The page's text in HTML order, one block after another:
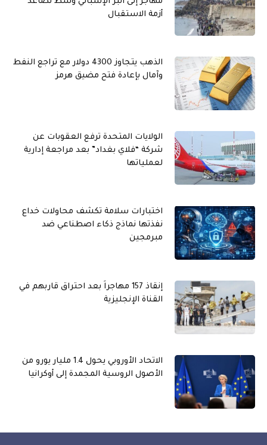
أزمة الاستقبال
الذهب يتجاوز 4300 دولار مع تراجع النفط
وآمال بإعادة فتح مضيق هرمز
الولايات المتحدة ترفع العقوبات عن
شركة “فلاي بغداد” بعد مراجعة إدارية
لعملياتها
اختبارات سلامة تكشف محاولات خداع
نفذتها نماذج ذكاء اصطناعي ضد
مبرمجين
إنقاذ 157 مهاجراً بعد احتراق قاربهم في
القناة الإنجليزية
الاتحاد الأوروبي يحول 1.4 مليار يورو من
الأصول الروسية المجمدة إلى أوكرانيا